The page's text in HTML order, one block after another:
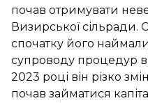
почав отримувати
Визирської сільради.
спочатку його
супроводу процедур
2023 році він різко
почав займатися